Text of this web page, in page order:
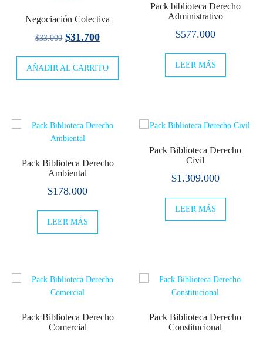
Negociación Colectiva
$33.000 El
original
$31.700El
actual
AÑADIR AL CARRITO
Pack biblioteca Derecho
Administrativo
$577.000
LEER MÁS
Pack Biblioteca Derecho
Ambiental
$178.000
LEER MÁS
Pack Biblioteca Derecho
Civil
$1.309.000
LEER MÁS
Pack Biblioteca Derecho
Comercial
Pack Biblioteca Derecho
Constitucional